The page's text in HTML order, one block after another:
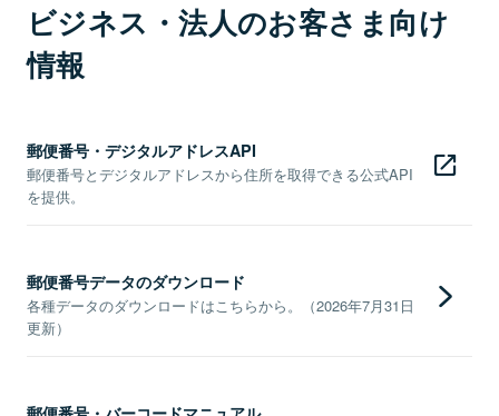
ビジネス・法人のお客さま向け
情報
郵便番号・デジタルアドレスAPI
郵便番号とデジタルアドレスから住所を取得できる公式API
を提供。
郵便番号データのダウンロード
各種データのダウンロードはこちらから。（2026年7月31日
更新）